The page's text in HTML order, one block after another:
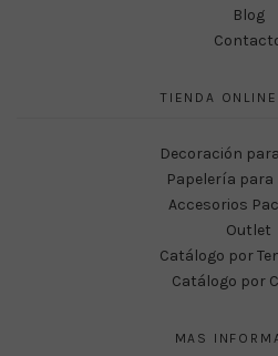
Blog
TIENDA
Decoración
Papelería para
Accesorios
Outlet
Catálogo por
Catálogo por
MAS